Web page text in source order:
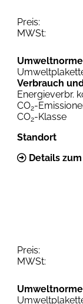
Preis:
MWSt:
Verbrauch
Energieverbr.
CO2-
CO2-Klasse
Standort
Details
Preis:
MWSt: